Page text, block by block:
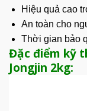
Hiệu quả cao
An toàn cho
Thời gian bảo
Đặc điểm kỹ
Jongjin 2kg: